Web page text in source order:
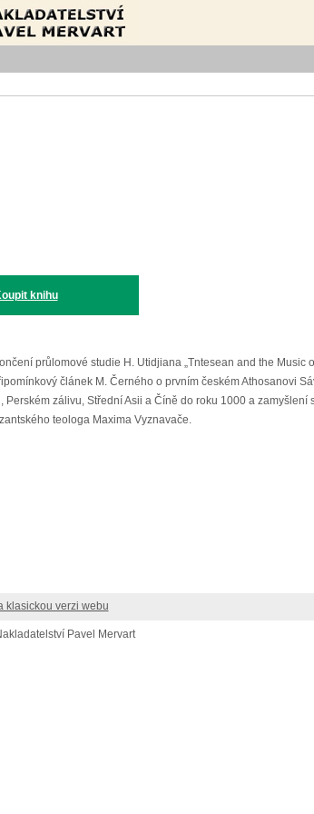
knihu
průlomové studie H. Utidjiana „Tntesean and the Music
článek M. Černého o prvním českém Athosanovi
zálivu, Střední Asii a Číně do roku 1000 a
teologa Maxima Vyznavače.
klasickou verzi webu
Pavel Mervart